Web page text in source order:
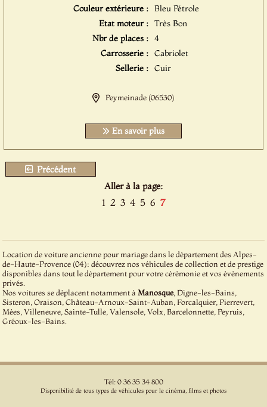
Couleur extérieure : Bleu Pétrole
Etat moteur : Très Bon
Nbr de places : 4
Carrosserie : Cabriolet
Sellerie : Cuir
Peymeinade (06530)
En savoir plus
Précédent
Aller à la page:
1 2 3 4 5 6 7
Location de voiture ancienne pour mariage dans le département des Alpes-
de-Haute-Provence (04): découvrez nos véhicules de collection et de prestige
disponibles dans tout le département pour votre cérémonie et vos événements
privés.
Nos voitures se déplacent notamment à Manosque, Digne-les-Bains,
Sisteron, Oraison, Château-Arnoux-Saint-Auban, Forcalquier, Pierrevert,
Mées, Villeneuve, Sainte-Tulle, Valensole, Volx, Barcelonnette, Peyruis,
Gréoux-les-Bains.
Tél: 0 36 35 34 800
Disponibilité de tous types de véhicules pour le cinéma, films et photos